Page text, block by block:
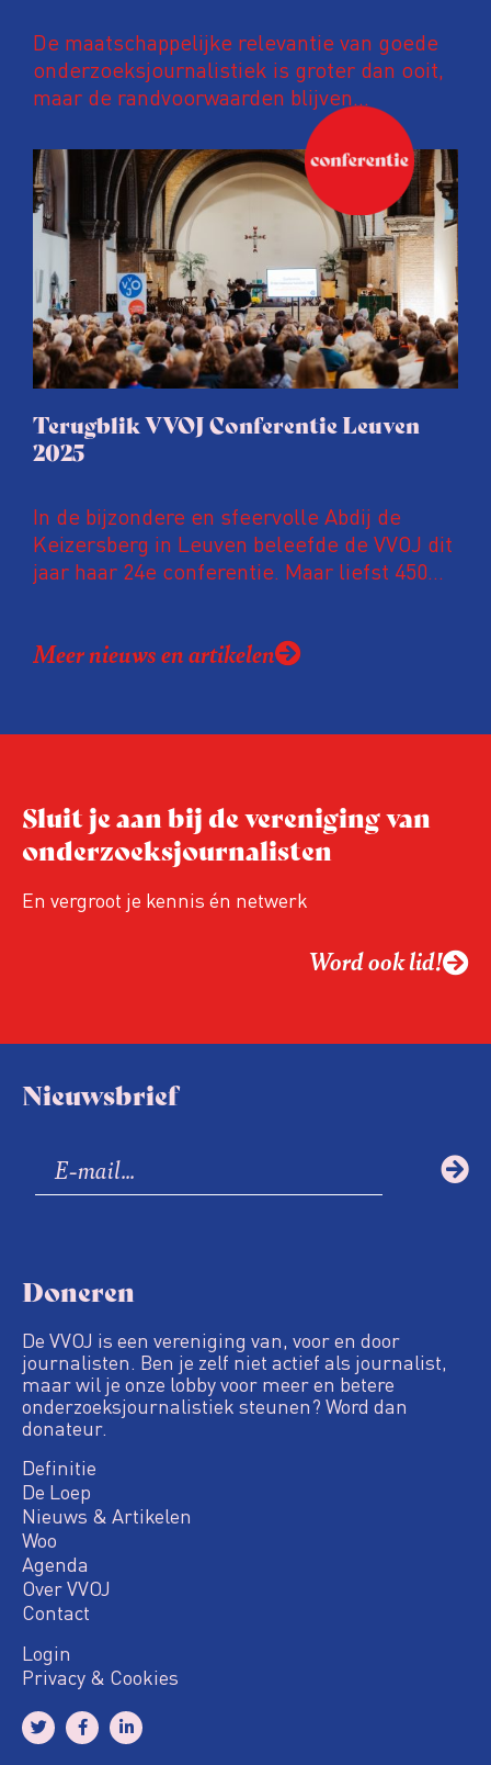
De maatschappelijke relevantie van goede
onderzoeksjournalistiek is groter dan ooit,
maar de randvoorwaarden blijven
kwetsbaar. Tijdens de komende VVOJ
Conferentie duiken we in De
ongemakkelijke werkelijkheid: een eerlijke
en urgente blik op de staat van ons vak.
Terugblik VVOJ Conferentie Leuven
2025
In de bijzondere en sfeervolle Abdij de
Keizersberg in Leuven beleefde de VVOJ dit
jaar haar 24e conferentie. Maar liefst 450
expertise te delen en elkaar te ontmoeten.
was voor het eerst op de conferentie!
Meer nieuws en artikelen
Sluit je aan bij de vereniging van
onderzoeksjournalisten
En vergroot je kennis én netwerk
Word ook lid!
Nieuwsbrief
Doneren
De VVOJ is een vereniging van, voor en door
journalisten. Ben je zelf niet actief als journalist,
maar wil je onze lobby voor meer en betere
onderzoeksjournalistiek steunen? Word dan
donateur.
Definitie
De Loep
Nieuws & Artikelen
Woo
Agenda
Over VVOJ
Contact
Login
Privacy & Cookies